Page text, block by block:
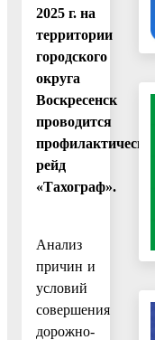
2025 г. на
территории
городского
округа
Воскресенск
проводится
профилактический
рейд
«Тахограф».
Анализ
причин и
условий
совершения
дорожно-